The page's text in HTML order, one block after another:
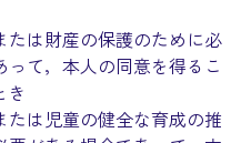
たは財産の保護のために必
って，本人の同意を得るこ
き
たは児童の健全な育成の推